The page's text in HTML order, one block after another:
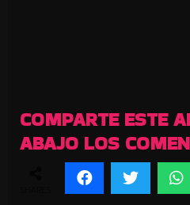
COMPARTE ESTE
ABAJO LOS